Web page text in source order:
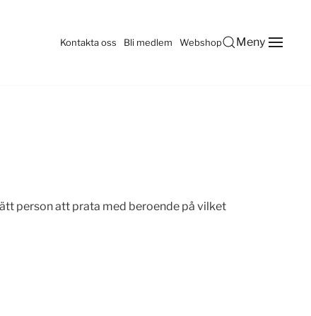
Kontakta oss Bli medlem Webshop Meny
person att prata med beroende på vilket